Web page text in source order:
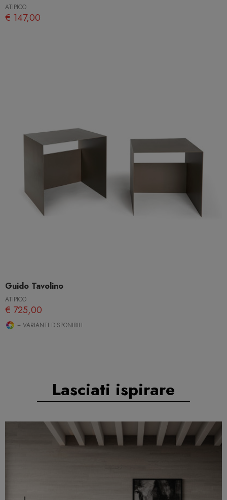
ATIPICO
€ 147,00
Guido Tavolino
ATIPICO
€ 725,00
+ VARIANTI DISPONIBILI
Lasciati ispirare